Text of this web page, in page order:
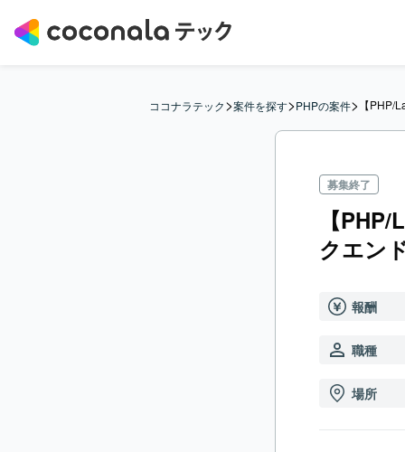
ココナラテック>案件を探す>PHPの案件> 【PHP/
募集終了
【
クエン
報酬
職種
場所